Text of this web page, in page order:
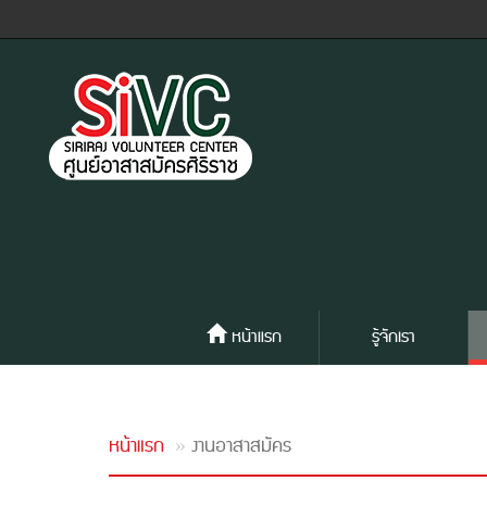
หน้าแรก รู้จักเรา
หน้าแรก งานอาสาสมัคร